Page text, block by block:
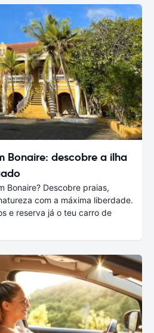
Bonaire: descobre a ilha
Bonaire? Descobre praias,
com a máxima liberdade.
e reserva já o teu carro de